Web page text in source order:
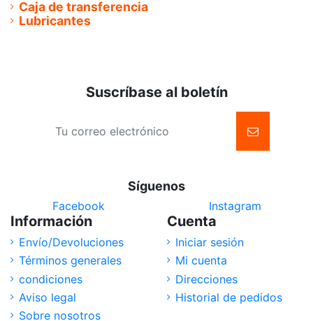
Caja de transferencia
Lubricantes
Suscríbase al boletín
Síguenos
Facebook Instagram
Información
Envío/Devoluciones
Términos generales
condiciones
Aviso legal
Sobre nosotros
Cuenta
Iniciar sesión
Mi cuenta
Direcciones
Historial de pedidos